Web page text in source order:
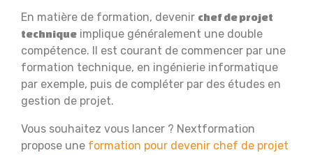
En matière de formation, devenir chef de projet
technique implique généralement une double
compétence. Il est courant de commencer par une
formation technique, en ingénierie informatique
par exemple, puis de compléter par des études en
gestion de projet.
Vous souhaitez vous lancer ? Nextformation
propose une formation pour devenir chef de projet